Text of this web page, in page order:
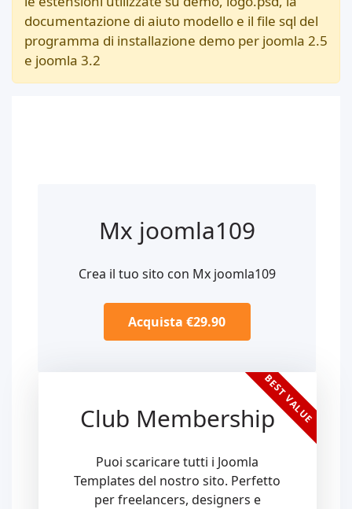
documentazione di aiuto modello e il file sql del
programma di installazione demo per joomla 2.5
e joomla 3.2
Mx joomla109
Crea il tuo sito con Mx joomla109
Acquista €29.90
Club MembershipBEST VALUE
Puoi scaricare tutti i Joomla
Templates del nostro sito. Perfetto
per freelancers, designers e